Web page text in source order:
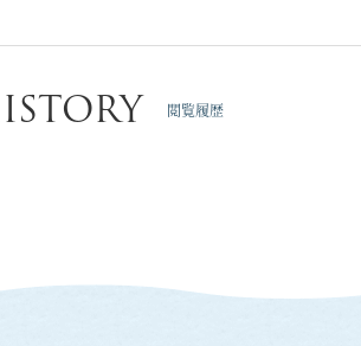
閲覧履歴